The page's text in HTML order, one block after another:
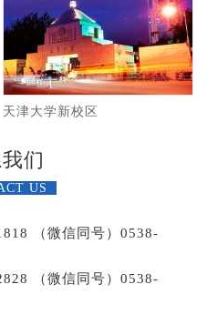
天津大学新校区
们
US
（微信同号）0538-
（微信同号）0538-